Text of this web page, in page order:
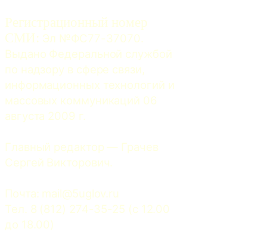
Регистрационный номер
СМИ: Эл №ФС77-37070.
Выдано Федеральной службой
по надзору в сфере связи,
информационных технологий и
массовых коммуникаций 06
августа 2009 г.
Главный редактор — Грачев
Сергей Викторович.
Почта: mail@5uglov.ru
Тел. 8 (812) 274-35-25 (c 12.00
до 18.00)